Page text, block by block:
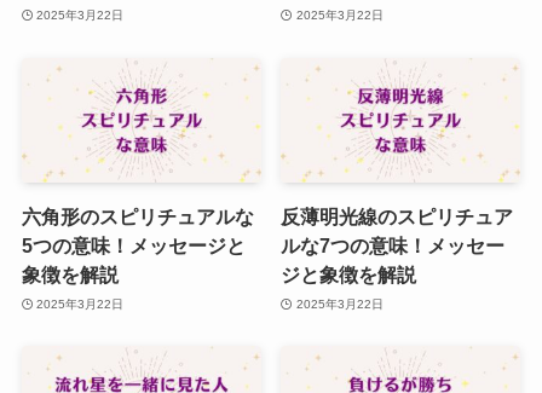
2025年3月22日 2025年3月22日
六角形のスピリチュアルな
5つの意味！メッセージと
象徴を解説
2025年3月22日
反薄明光線のスピリチュア
ルな7つの意味！メッセー
ジと象徴を解説
2025年3月22日